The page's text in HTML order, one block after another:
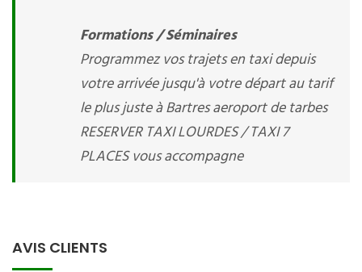
Formations / Séminaires
Programmez vos trajets en taxi depuis
votre arrivée jusqu'à votre départ au tarif
le plus juste à Bartres aeroport de tarbes
RESERVER TAXI LOURDES / TAXI 7
PLACES vous accompagne
AVIS CLIENTS